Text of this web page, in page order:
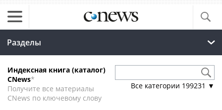
Разделы
Индексная книга (каталог)
CNews*
Получите все материалы
CNews по ключевому слову
Все категории 199231 ▼